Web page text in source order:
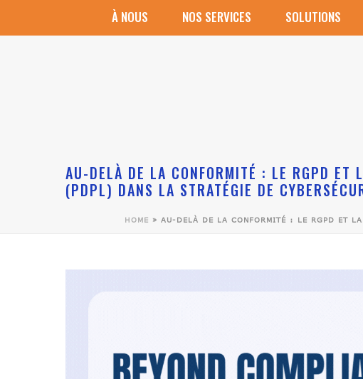
À NOUS NOS SERVICES SOLUTIONS
AU-DELÀ DE LA CONFORMITÉ : LE RGPD ET
(PDPL) DANS LA STRATÉGIE DE
HOME » AU-DELÀ DE LA CONFORMITÉ : LE RGPD ET